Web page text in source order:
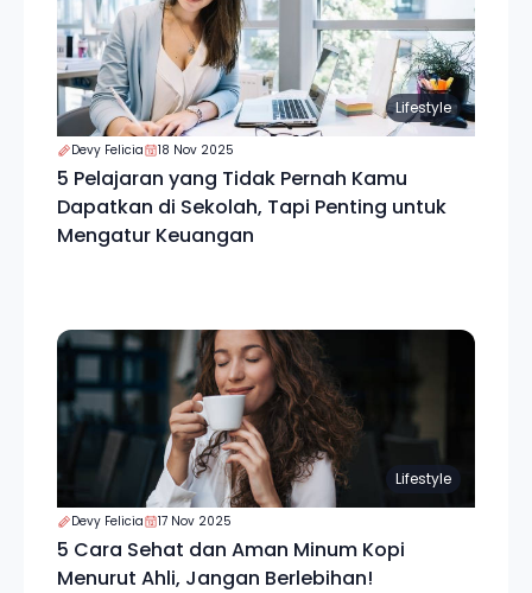
Lifestyle
Devy Felicia 18 Nov 2025
5 Pelajaran yang Tidak Pernah Kamu
Dapatkan di Sekolah, Tapi Penting untuk
Mengatur Keuangan
Lifestyle
Devy Felicia 17 Nov 2025
5 Cara Sehat dan Aman Minum Kopi
Menurut Ahli, Jangan Berlebihan!